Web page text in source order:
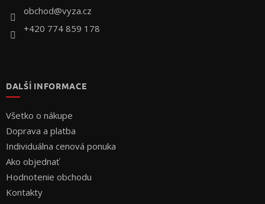
obchod@vyza.cz
+420 774 859 178
DALŠÍ INFORMACE
Všetko o nákupe
Doprava a platba
Individuálna cenová ponuka
Ako objednať
Hodnotenie obchodu
Kontakty